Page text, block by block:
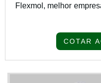
Flexmol, melhor
organização que se
COTAR